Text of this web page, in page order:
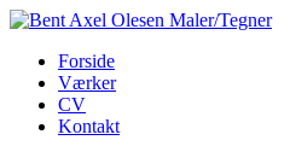
Skip
main
content
Menu
Forside
Værker
CV
Kontakt